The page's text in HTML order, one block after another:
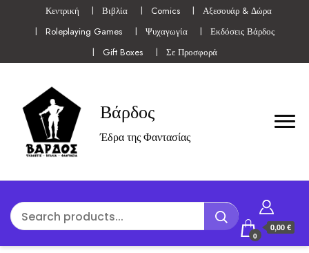
Κεντρική Βιβλία Comics
Αξεσουάρ & Δώρα
Roleplaying Games
Ψυχαγωγία
Εκδόσεις Βάρδος
Gift Boxes
Σε Προσφορά
Βάρδος
Έδρα της Φαντασίας
0
0,00 €